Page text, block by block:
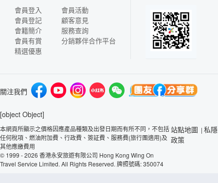
會員登入
會員登記
會籍簡介
會員有賞
精選優惠
會員活動
顧客意見
服務查詢
分銷夥伴合作平台
關注我們
[object Object]
本網頁所顯示之價格因應產品種類及出發日期而有所不同，不包括
任何稅項、燃油附加費、行政費、簽証費、服務費(旅行團適用)及
其他應繳費用
© 1999 - 2026 香港永安旅遊有限公司 Hong Kong Wing On
Travel Service Limited. All Rights Reserved. 牌照號碼: 350074
站點地圖 | 私隱
政策